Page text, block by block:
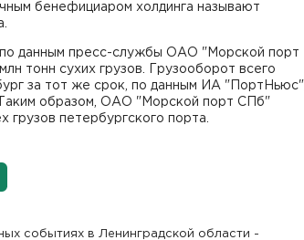
бенефициаром холдинга называют
по данным пресс-службы ОАО "Морской порт
тонн сухих грузов. Грузооборот всего
за тот же срок, по данным ИА "ПортНьюс",
Таким образом, ОАО "Морской порт СПб"
грузов петербургского порта.
событиях в Ленинградской области -